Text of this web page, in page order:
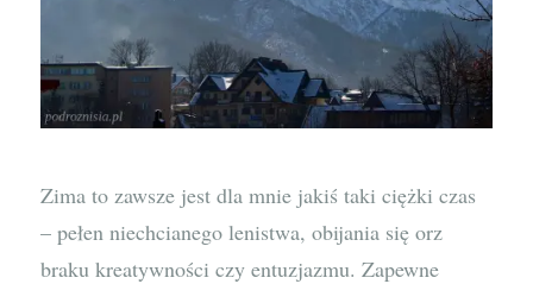
Zima to zawsze jest dla mnie jakiś taki ciężki czas
– pełen niechcianego lenistwa, obijania się orz
braku kreatywności czy entuzjazmu. Zapewne